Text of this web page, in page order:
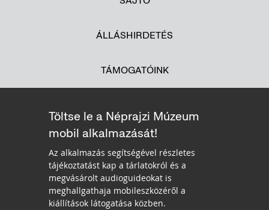
ÁLLÁSHIRDETÉS
TÁMOGATÓINK
Töltse le a Néprajzi Múzeum
mobil alkalmazását!
Az alkalmazás segítségével részletes
tájékoztatást kap a tárlatokról és a
megvásárolt audioguideokat is
meghallgathaja mobileszközéről a
kiállítások látogatása közben.